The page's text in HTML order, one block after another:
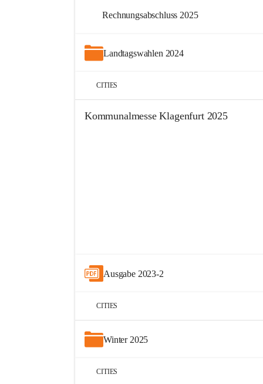
Rechnungsabschluss 2025
Landtagswahlen 2024
CITIES
Kommunalmesse Klagenfurt 2025
Ausgabe 2023-2
CITIES
Winter 2025
CITIES